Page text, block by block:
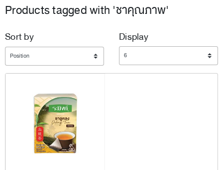
Products tagged with 'ชาคุณภาพ'
Sort by
Display
Display